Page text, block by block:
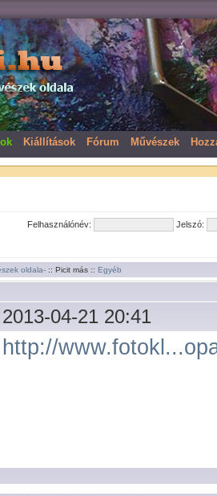
Kiállítások Fórum Művészek
Felhasználónév: Jelszó:
oldala- :: Picit más :: Egyéb
2013-04-21 20:41
http://